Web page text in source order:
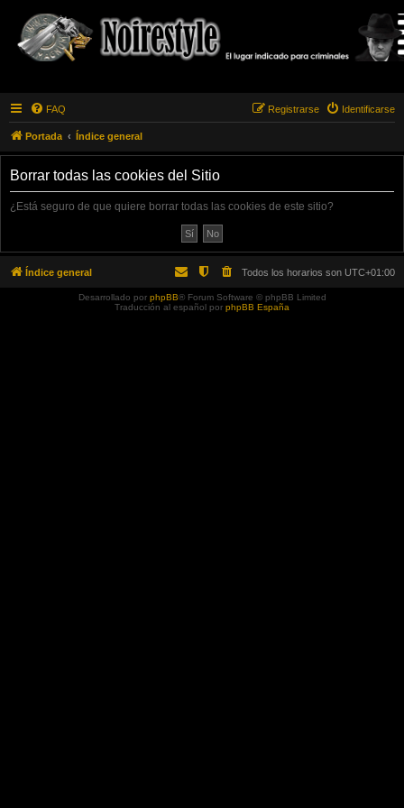
FAQ Identificarse
Registrarse
Portada Índice general
Borrar todas las cookies del Sitio
¿Está seguro de que quiere borrar todas las cookies de este sitio?
Índice general Todos los horarios son UTC+01:00
Desarrollado por phpBB® Forum Software © phpBB Limited
Traducción al español por phpBB España